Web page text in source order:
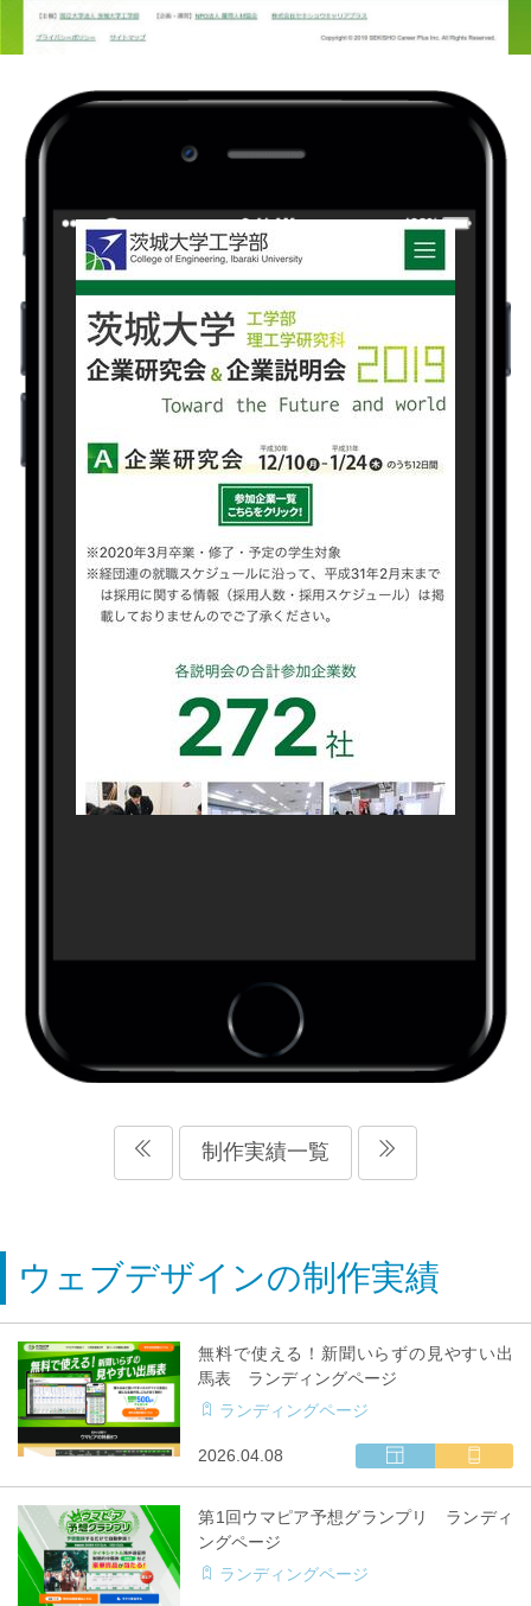
制作実績一覧
ウェブデザインの制作実績
無料で使える！新聞いらずの見やすい出
馬表 ランディングページ
ランディングページ
2026.04.08
サ
ト
第1回ウマピア予想グランプリ ランディ
ングページ
ランディングページ